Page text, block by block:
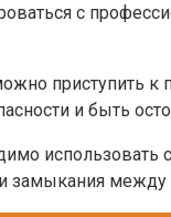
с
приступить
и быть
замыкания между